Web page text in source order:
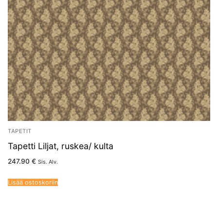
TAPETIT
Tapetti Liljat, ruskea/ kulta
247.90 € Sis. Alv.
Lisää ostoskoriin